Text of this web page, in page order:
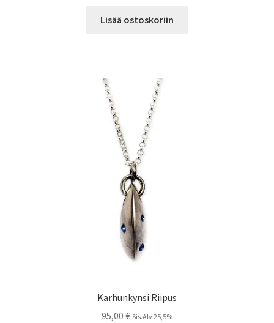
Lisää ostoskoriin
Karhunkynsi Riipus
95,00 € Sis.Alv 25,5%